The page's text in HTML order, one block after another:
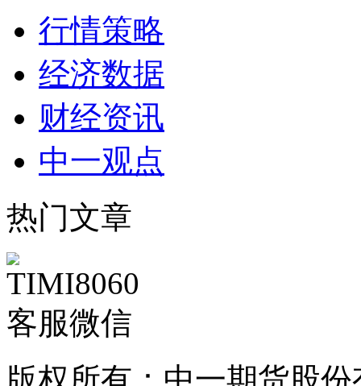
行情策略
经济数据
财经资讯
中一观点
热门文章
客服微信
版权所有：中一期货股